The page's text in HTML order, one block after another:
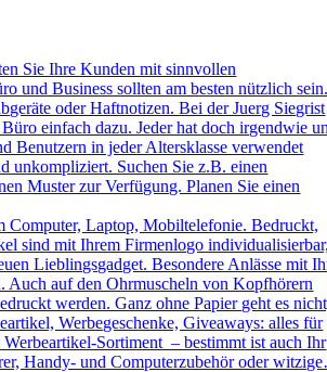
Sie Ihre Kunden mit sinnvollen
und Business sollten am besten nützlich
oder Haftnotizen. Bei der Juerg Siegrist
einfach dazu. Jeder hat doch irgendwie
Benutzern in jeder Altersklasse verwendet
unkompliziert. Suchen Sie z.B. einen
Muster zur Verfügung. Planen Sie einen
Computer, Laptop, Mobiltelefonie. Bedruckt,
sind mit Ihrem Firmenlogo
Lieblingsgadget. Besondere Anlässe mit
Auch auf den Ohrmuscheln von Kopfhörern
werden. Ganz ohne Papier geht es
Werbegeschenke, Giveaways: alles für
Sortiment – bestimmt ist auch Ihr
Handy- und Computerzubehör oder